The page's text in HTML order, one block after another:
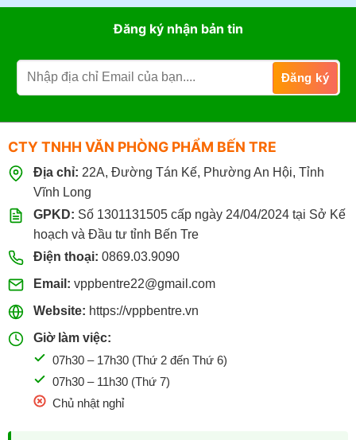
Đăng ký nhận bản tin
CTY TNHH VĂN PHÒNG PHẨM BẾN TRE
Địa chỉ: 22A, Đường Tán Kế, Phường An Hội, Tỉnh
Vĩnh Long
GPKD: Số 1301131505 cấp ngày 24/04/2024 tại Sở Kế
hoạch và Đầu tư tỉnh Bến Tre
Điện thoại: 0869.03.9090
Email: vppbentre22@gmail.com
Website: https://vppbentre.vn
Giờ làm việc:
07h30 – 17h30 (Thứ 2 đến Thứ 6)
07h30 – 11h30 (Thứ 7)
Chủ nhật nghỉ